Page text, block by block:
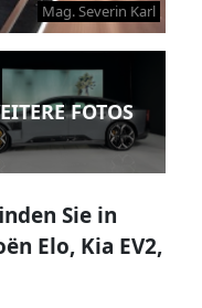
Mag. Severin Karl
FOTOS
Sie in
Elo, Kia EV2,